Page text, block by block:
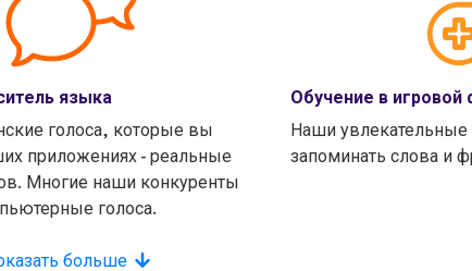
языка
голоса, которые вы
приложениях - реальные
Многие наши конкуренты
голоса.
Обучение в игровой
Наши
запоминать слова и
больше